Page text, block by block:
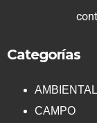
Categorías
AMBIENTAL
CAMPO